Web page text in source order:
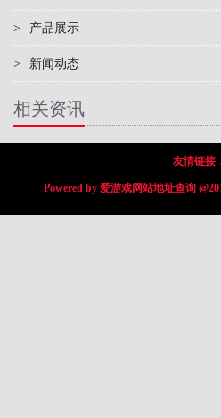
> 产品展示
> 新闻动态
相关资讯
友情链接
Powered by 爱游戏网站地址查询